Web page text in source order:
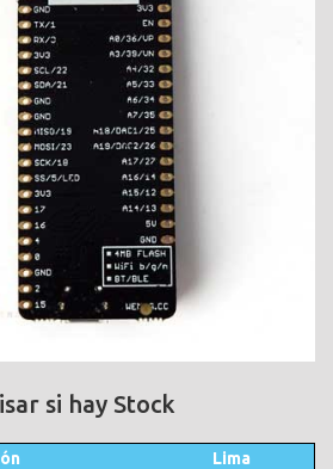
si hay Stock
Lima